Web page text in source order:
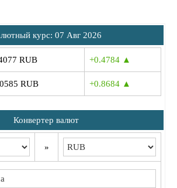
курс: 07 Авг 2026
RUB +0.4784 ▲
RUB +0.8684 ▲
Конвертер валют
»